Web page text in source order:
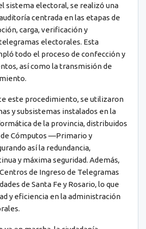
sistema electoral, se realizó una
centrada en las etapas de
carga, verificación y
electorales. Esta
todo el proceso de confección y
así como la transmisión de
este procedimiento, se utilizaron
y subsistemas instalados en la
de la provincia, distribuidos
Cómputos —Primario y
así la redundancia,
y máxima seguridad. Además,
de Ingreso de Telegramas
de Santa Fe y Rosario, lo que
y eficiencia en la administración